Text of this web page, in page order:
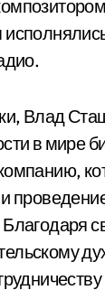
Влад
в мире
и